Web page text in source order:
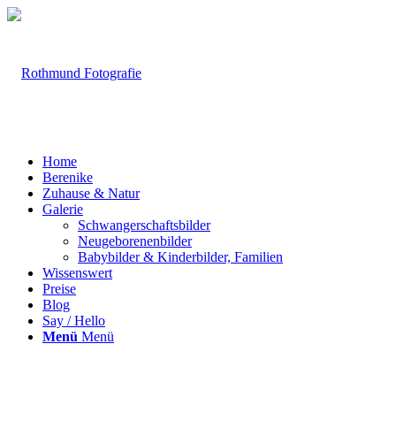
Home
Berenike
Zuhause & Natur
Galerie
Schwangerschaftsbilder
Neugeborenenbilder
Babybilder & Kinderbilder, Familien
Wissenswert
Preise
Blog
Say / Hello
Menü Menü